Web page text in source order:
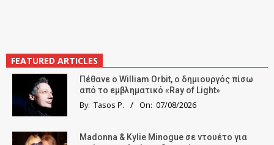
FEATURED ARTICLES
Πέθανε ο William Orbit, ο δημιουργός πίσω
από το εμβληματικό «Ray of Light»
By: Tasos P. On: 07/08/2026
Madonna & Kylie Minogue σε ντουέτο για